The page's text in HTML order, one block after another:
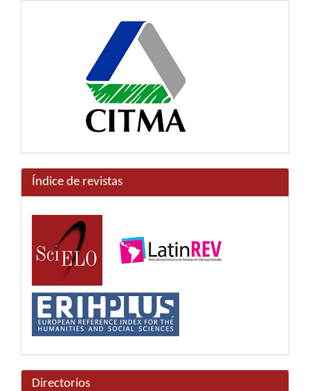
Índice de revistas
Directorios